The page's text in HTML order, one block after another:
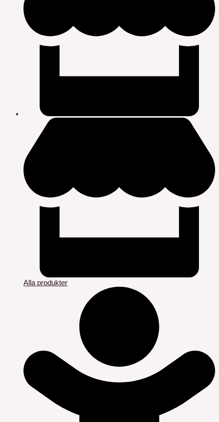
Alla produkter